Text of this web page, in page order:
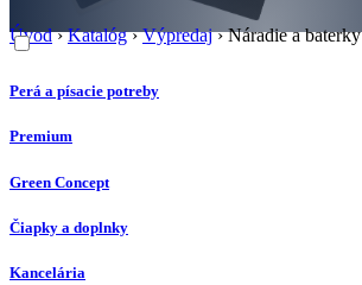
Úvod › Katalóg › Výpredaj › Náradie a baterky
Perá a písacie potreby
Premium
Green Concept
Čiapky a doplnky
Kancelária